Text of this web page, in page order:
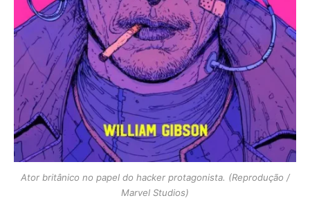
Ator britânico no papel do hacker protagonista. (Reprodução /
Marvel Studios)